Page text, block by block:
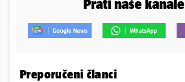
Prati naše kanale
Preporučeni članci